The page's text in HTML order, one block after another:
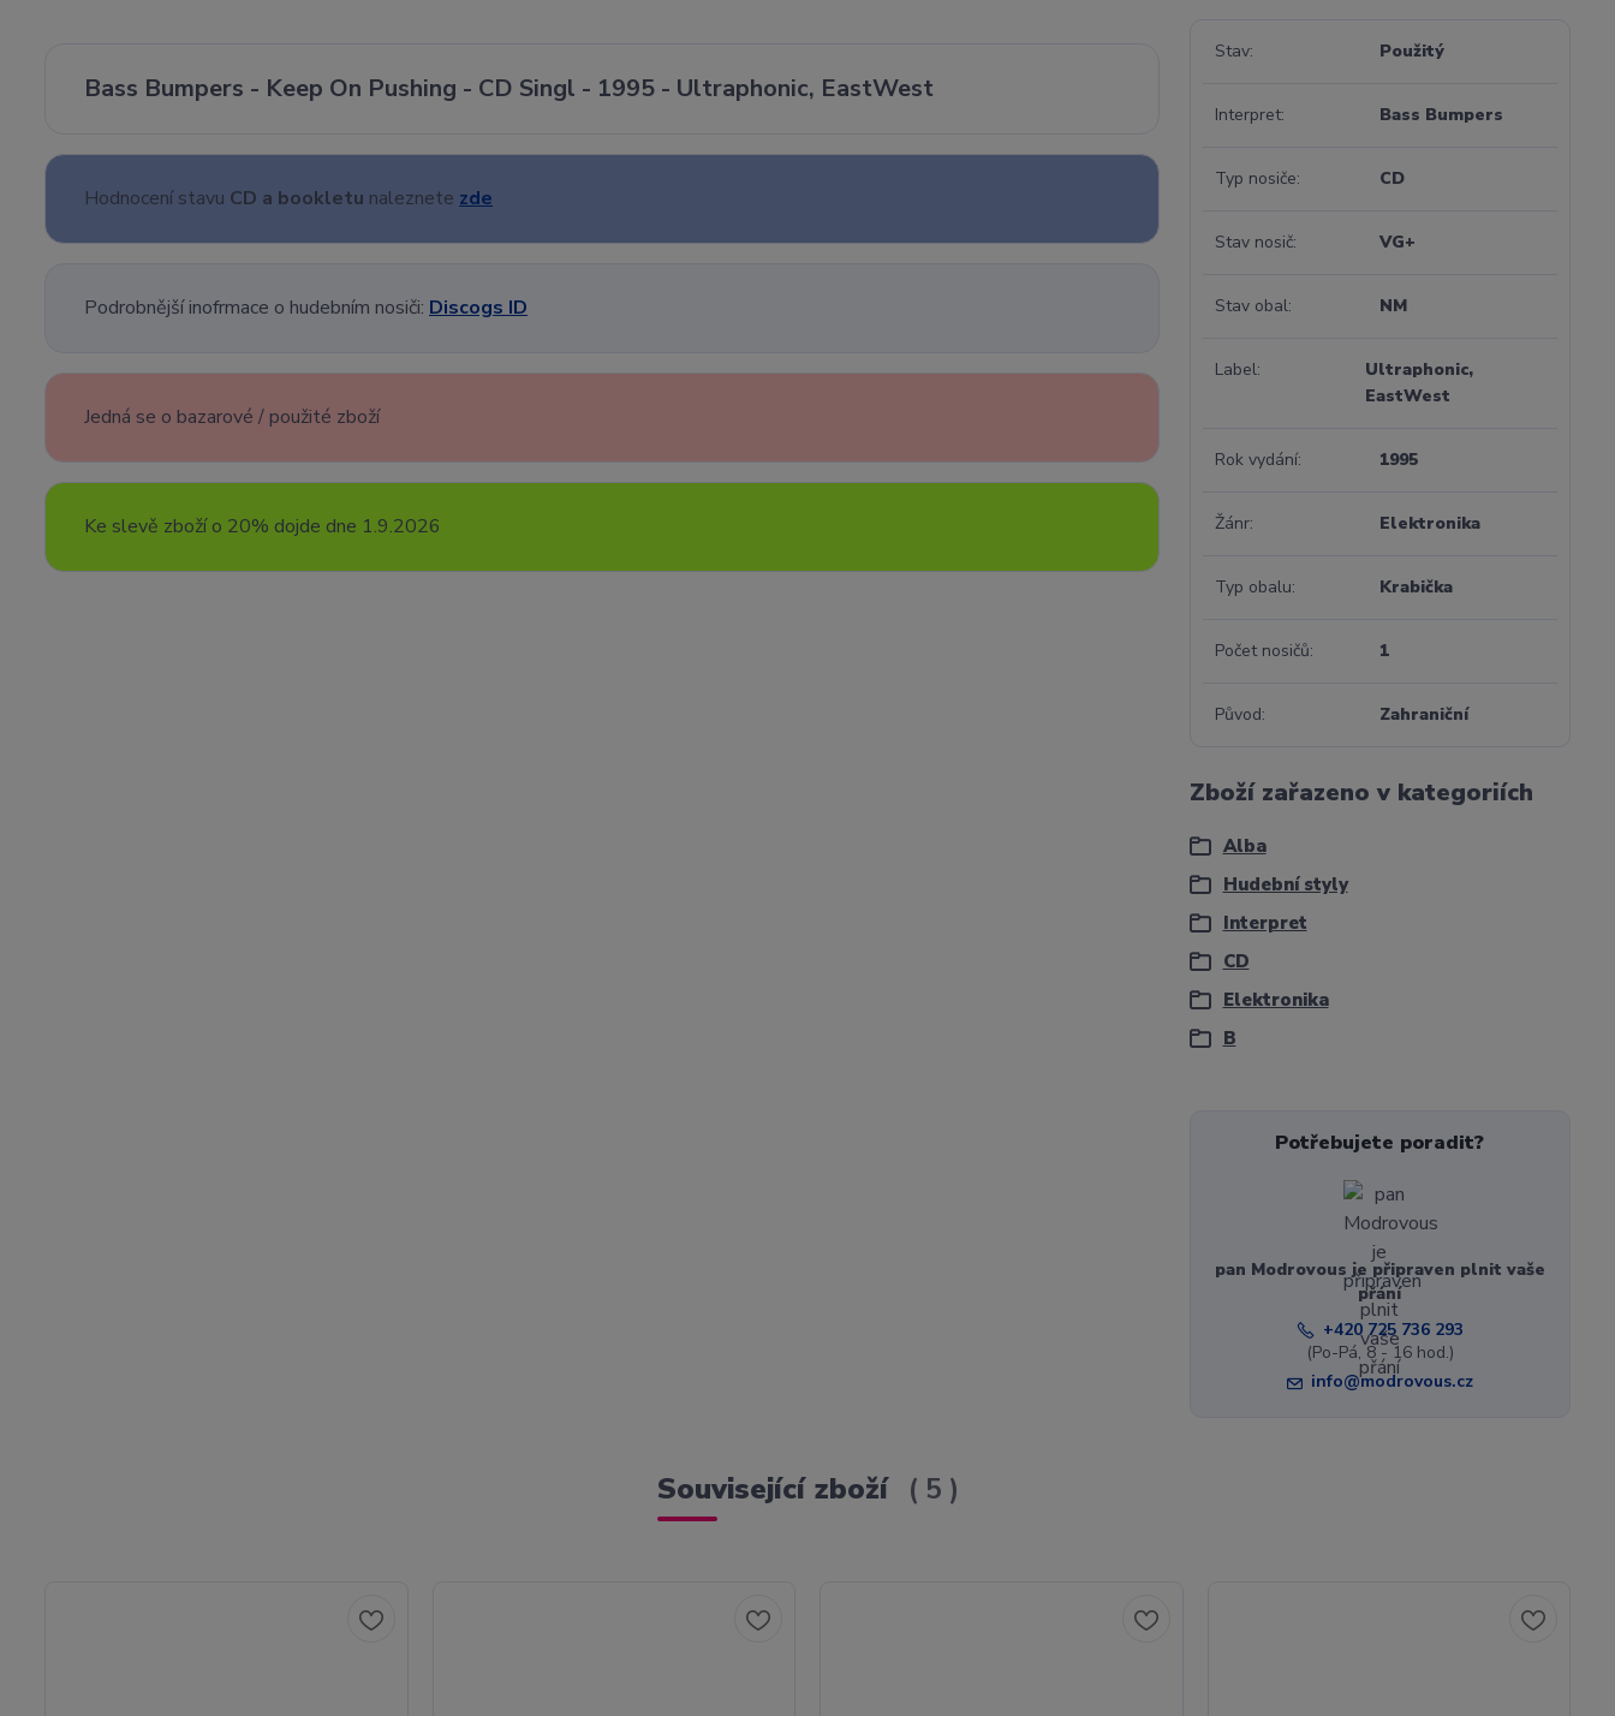
Bass Bumpers - Keep On Pushing - CD Singl - 1995 - Ultraphonic, EastWest
Hodnocení stavu CD a bookletu naleznete zde
Podrobnější inofrmace o hudebním nosiči: Discogs ID
Jedná se o bazarové / použité zboží
Ke slevě zboží o 20% dojde dne 1.9.2026
Stav Použitý
Interpret Bass Bumpers
Typ nosiče CD
Stav nosič VG+
Stav obal NM
Label
Ultraphonic,
EastWest
Rok vydání 1995
Žánr Elektronika
Typ obalu Krabička
Počet nosičů 1
Původ Zahraniční
Zboží zařazeno v kategoriích
Alba
Hudební styly
Interpret
CD
Elektronika
B
Potřebujete poradit?
pan Modrovous je připraven plnit vaše
přání
+420 725 736 293
(Po-Pá, 8 - 16 hod.)
info@modrovous.cz
Související zboží 5